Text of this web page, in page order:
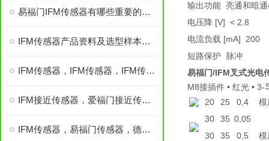
易福门IFM传感器有哪些重要的特性？
IFM传感器产品资料及选型样本，IFM传感器
IFM传感器，IFM传感器，IFM传感器，IFM传感器
IFM接近传感器，爱福门接近传感器，易福门接近传感器，IFM
IFM传感器，易福门传感器，德爱福门传感器，IFM
输出功能 亮通和暗
电压降 [V] < 2.8
电流负载 [mA] 200
短路保护 脉冲
易福门/IFM叉式光电
M8接插件 • 红光 •
20
25 0,4
模
30
35 0,05
30
35 0,5
模